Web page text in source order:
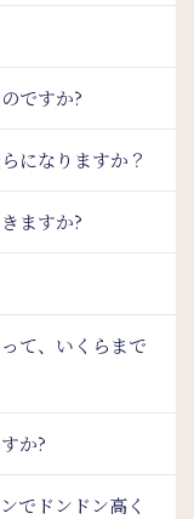
ですか?
になりますか？
ますか?
て、いくらまで
か?
でドンドン高く